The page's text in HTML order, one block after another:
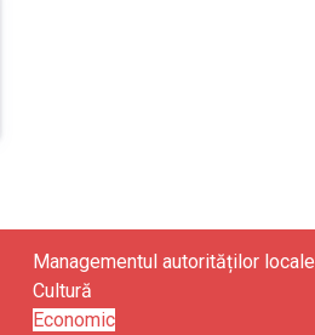
Managementul autorităților locale
Cultură
Economic